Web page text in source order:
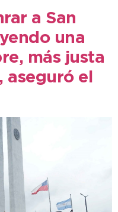
a San
una
más justa
aseguró el